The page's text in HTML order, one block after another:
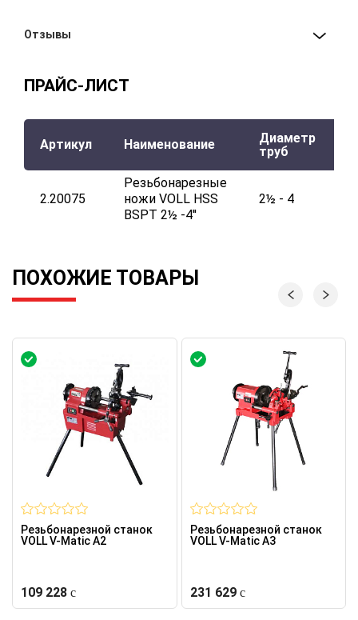
Отзывы
ПРАЙС-ЛИСТ
Артикул Наименование
Диаметр
труб
2.20075
Резьбонарезные
ножи VOLL HSS
BSPT 2½ -4''
2½ - 4
ПОХОЖИЕ ТОВАРЫ
Резьбонарезной станок
VOLL V-Matic A2
109 228
Резьбонарезной станок
VOLL V-Matic A3
231 629